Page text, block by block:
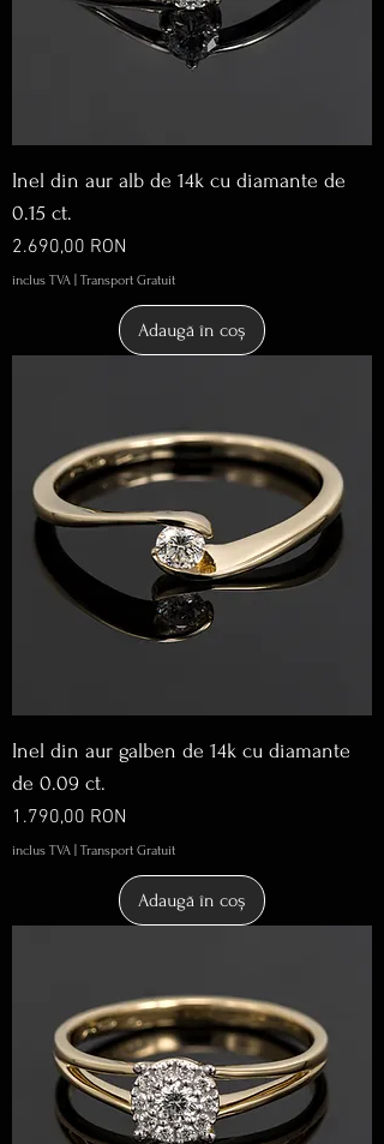
Inel din aur alb de 14k cu diamante de
0.15 ct.
Preț
2.690,00 RON
inclus TVA Transport Gratuit
Adaugă în coș
Inel din aur galben de 14k cu diamante
de 0.09 ct.
Preț
1.790,00 RON
inclus TVA Transport Gratuit
Adaugă în coș